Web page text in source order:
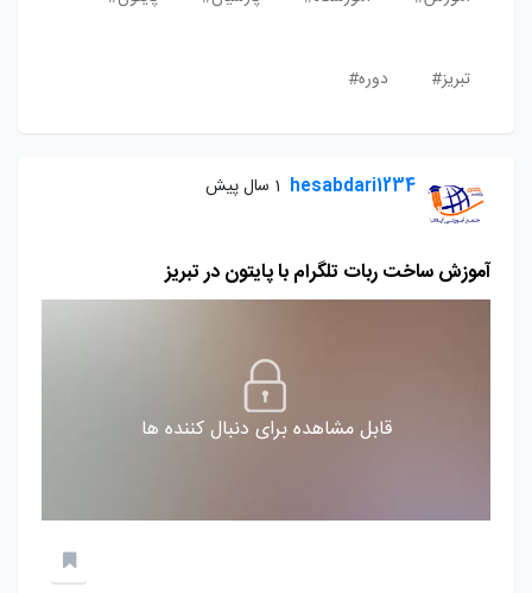
تبریز# دوره#
hesabdari1234 1 سال پیش
آموزش ساخت ربات تلگرام با پایتون در تبریز
قابل مشاهده برای دنبال کننده ها